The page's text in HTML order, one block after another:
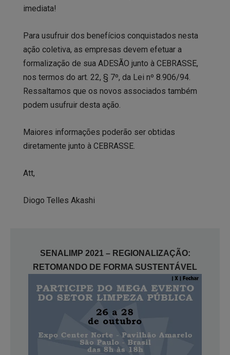
imediata!
Para usufruir dos benefícios conquistados nesta
ação coletiva, as empresas devem efetuar a
formalização de sua ADESÃO junto à CEBRASSE,
nos termos do art. 22, § 7º, da Lei nº 8.906/94.
Ressaltamos que os novos associados também
podem usufruir desta ação.
Maiores informações poderão ser obtidas
diretamente junto à CEBRASSE.
Att,
Diogo Telles Akashi
SENALIMP 2021 – REGIONALIZAÇÃO:
RETOMANDO DE FORMA SUSTENTÁVEL